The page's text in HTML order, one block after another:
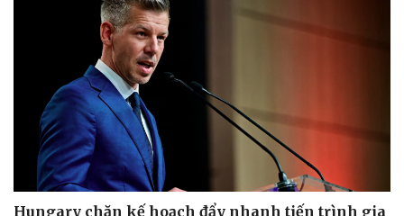
Hungary chặn kế hoạch đẩy nhanh tiến trình gia